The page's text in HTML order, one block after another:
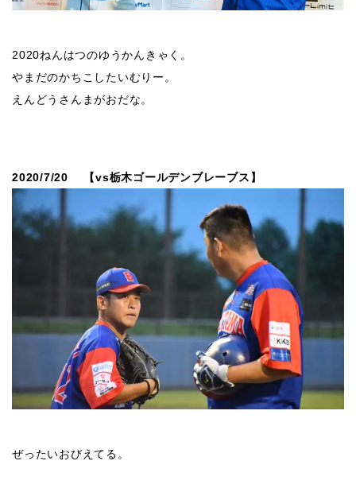
2020ねんはつのゆうかんきゃく。
やまだのかちこしたいむりー。
えんどうさんまがおだな。
2020/7/20 【vs栃木ゴールデンブレーブス】
ぜったいおびえてる。